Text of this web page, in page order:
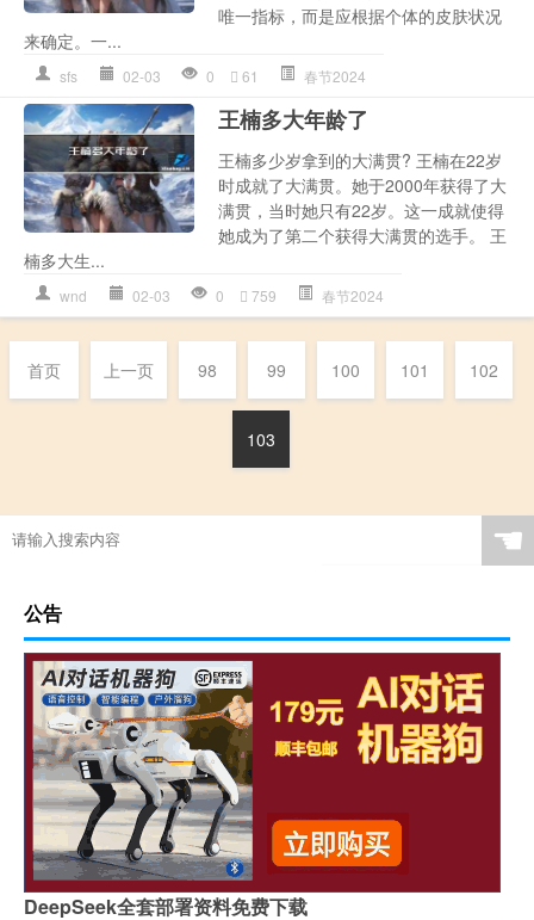
唯一指标，而是应根据个体的皮肤状况
来确定。一...
sfs 02-03 0 61 春节2024
王楠多大年龄了
王楠多少岁拿到的大满贯? 王楠在22岁
时成就了大满贯。她于2000年获得了大
满贯，当时她只有22岁。这一成就使得
她成为了第二个获得大满贯的选手。 王
楠多大生...
wnd 02-03 0 759 春节2024
首页 上一页 98 99 100 101 102
103
☚
公告
DeepSeek全套部署资料免费下载